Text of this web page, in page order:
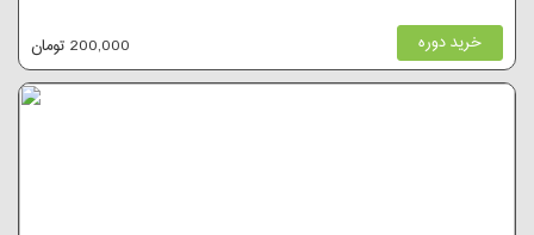
خرید دوره 200,000 تومان